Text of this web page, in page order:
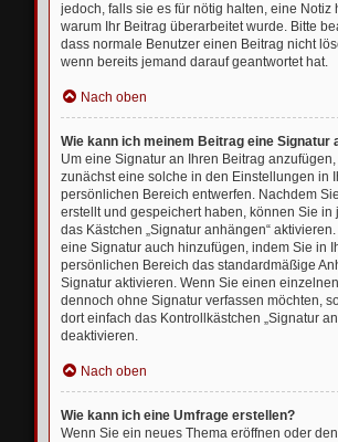
jedoch, falls sie es für nötig halten, eine Notiz
warum Ihr Beitrag überarbeitet wurde. Bitte
dass normale Benutzer einen Beitrag nicht
wenn bereits jemand darauf geantwortet hat.
Nach oben
Wie kann ich meinem Beitrag eine Signatur
Um eine Signatur an Ihren Beitrag
zunächst eine solche in den Einstellungen in
persönlichen Bereich entwerfen. Nachdem
erstellt und gespeichert haben, können Sie in
das Kästchen „Signatur anhängen“
eine Signatur auch hinzufügen, indem Sie in
persönlichen Bereich das standardmäßige
Signatur aktivieren. Wenn Sie einen
dennoch ohne Signatur verfassen möchten,
dort einfach das Kontrollkästchen „Signatur
deaktivieren.
Nach oben
Wie kann ich eine Umfrage erstellen?
Wenn Sie ein neues Thema eröffnen oder